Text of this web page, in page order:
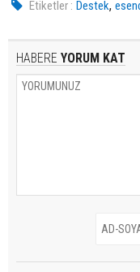
Etiketler : Destek,
HABERE YORUM KAT